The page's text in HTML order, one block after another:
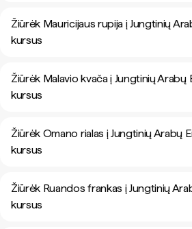
Žiūrėk Mauricijaus rupija į Jungtinių
kursus
Žiūrėk Malavio kvača į Jungtinių Arabų
kursus
Žiūrėk Omano rialas į Jungtinių Arabų
kursus
Žiūrėk Ruandos frankas į Jungtinių
kursus